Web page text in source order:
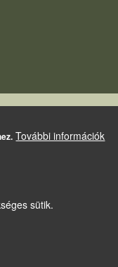
További információk
sütik.